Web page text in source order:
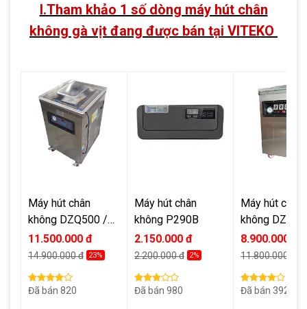
I.Tham khảo 1 số dòng máy hút chân
không gà vịt đang được bán tại VITEKO
Máy hút chân
không DZQ500 /
DZ500
11.500.000 đ
14.900.000 đ 23%
Đã bán 820
Máy hút chân
không P290B
2.150.000 đ
2.200.000 đ 2%
Đã bán 980
Máy hút chân
không
DZ400
8.900.000 đ
11.800.000 đ
Đã bán 392